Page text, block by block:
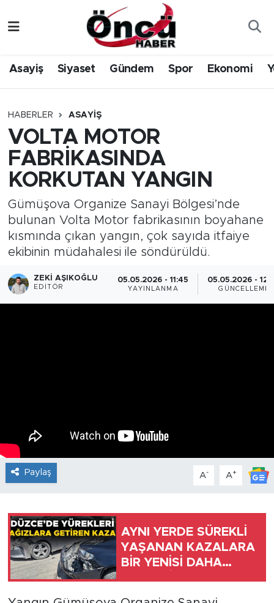
Asayiş Siyaset Gündem Spor Ekonomi
HABERLER ASAYIŞ
VOLTA MOTOR
FABRİKASINDA
KORKUTAN YANGIN
Gümüşova Organize Sanayi Bölgesi’nde
bulunan Volta Motor fabrikasının boyahane
kısmında çıkan yangın, çok sayıda itfaiye
ekibinin müdahalesi ile söndürüldü.
ZEKI AŞIKOĞLU
EDITÖR
05.05.2026 - 11:45
YAYINLANMA
05.05.2026 -
GÜNCELLEME
Paylaş A- A+
AYNI YERDE SÜREKLİ
YAŞANAN KAZALARA
BİR YENİSİ DAHA
Gündem
Sağlık & Çevre
Spor
Siyaset
Yerel Haber
Öncü Radyo Dinle
Düzce Nöbetçi Eczaneler
Düzce Hava Durumu
Düzce Namaz Vakitleri
Düzce Trafik Yoğunluk Haritası
Süper Lig Puan Durumu ve Fikstür
Tüm Manşetler
Son Dakika Haberleri